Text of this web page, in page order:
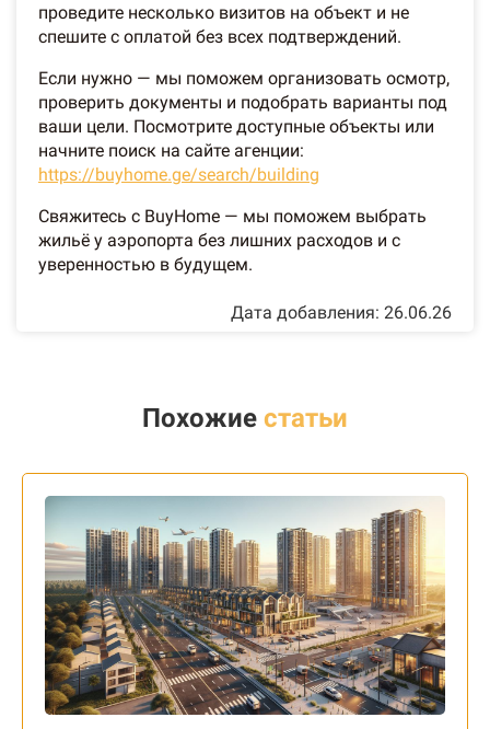
проведите несколько визитов на объект и не
спешите с оплатой без всех подтверждений.
Если нужно — мы поможем организовать осмотр,
проверить документы и подобрать варианты под
ваши цели. Посмотрите доступные объекты или
начните поиск на сайте агенции:
https://buyhome.ge/search/building
Свяжитесь с BuyHome — мы поможем выбрать
жильё у аэропорта без лишних расходов и с
уверенностью в будущем.
Дата добавления: 26.06.26
Похожие статьи